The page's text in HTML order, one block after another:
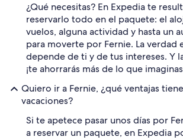
¿Qué necesitas? En Expedia te
reservarlo todo en el paquete: el
vuelos, alguna actividad y hasta un
para moverte por Fernie. La verdad
depende de ti y de tus intereses. Y
¡te ahorrarás más de lo que
Quiero ir a Fernie, ¿qué ventajas
vacaciones?
Si te apetece pasar unos días por
a reservar un paquete, en Expedia